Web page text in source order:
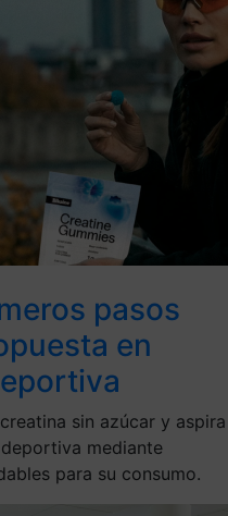
pasos
en
sin azúcar y aspira
mediante
para su consumo.